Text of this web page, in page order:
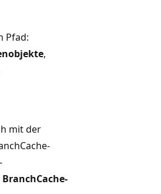
Pfad:
,
mit der
BranchCache-